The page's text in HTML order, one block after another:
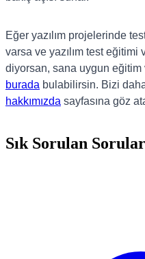
Eğer yazılım projelerinde
varsa ve yazılım test eğitimi
diyorsan, sana uygun eğitim
burada bulabilirsin. Bizi
hakkımızda sayfasına göz
Sık Sorulan Sorular